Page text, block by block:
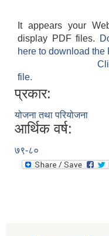
It appears your
display PDF files.
here to download the
file.
प्रकार:
योजना तथा परियोजना
आर्थिक वर्ष:
७९-८०